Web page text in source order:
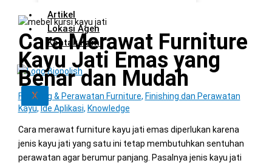
Artikel
Lokasi Agen
Kontak Kami
X
Cara Merawat Furniture
Kayu Jati Emas yang
Benar dan Mudah
Finishing & Perawatan Furniture, Finishing dan Perawatan
Kayu,Ide Aplikasi, Knowledge
Cara merawat furniture kayu jati emas diperlukan karena
jenis kayu jati yang satu ini tetap membutuhkan sentuhan
perawatan agar berumur panjang. Pasalnya jenis kayu jati